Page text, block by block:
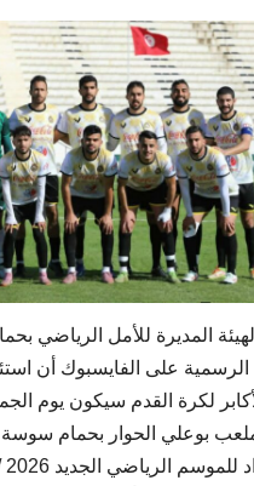
المديرة للأمل الرياضي
على الفايسبوك أن
بملعب بوعلي الحوار بحمام